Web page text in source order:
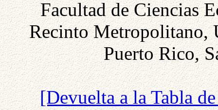
Facultad de Ciencias
Recinto Metropolitano,
Puerto Rico,
[Devuelta a la Tabla